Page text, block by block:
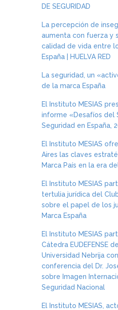
DE SEGURIDAD
La percepción de
aumenta con fuerza y
calidad de vida entre
España | HUELVA RED
La seguridad, un
de la marca España
El Instituto MESIAS
informe «Desafíos del
Seguridad en España,
El Instituto MESIAS
Aires las claves
Marca País en la era
El Instituto MESIAS
tertulia jurídica del
sobre el papel de los
Marca España
El Instituto MESIAS
Cátedra EUDEFENSE
Universidad Nebrija
conferencia del Dr.
sobre Imagen
Seguridad Nacional
El Instituto MESIAS,